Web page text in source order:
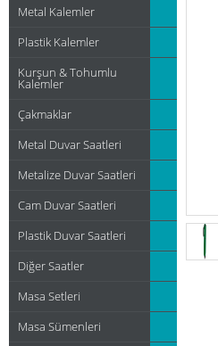
Metal Kalemler
Plastik Kalemler
Kurşun & Tohumlu
Kalemler
Çakmaklar
Metal Duvar Saatleri
Metalize Duvar Saatleri
Cam Duvar Saatleri
Plastik Duvar Saatleri
Diğer Saatler
Masa Setleri
Masa Sümenleri